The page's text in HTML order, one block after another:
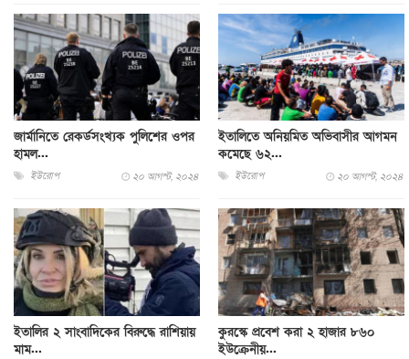
জার্মানিতে রেকর্ডসংখ্যক পুলিশের ওপর
হামল...
ইউরোপ ২০ আগস্ট, ২০২৪
ইতালিতে অনিয়মিত অভিবাসীর আগমন
কমেছে ৬২...
ইউরোপ ২০ আগস্ট, ২০২৪
ইতালির ২ সাংবাদিকের বিরুদ্ধে রাশিয়ায়
মাম...
কুরস্কে প্রবেশ করা ২ হাজার ৮৬০
ইউক্রেনীয়...